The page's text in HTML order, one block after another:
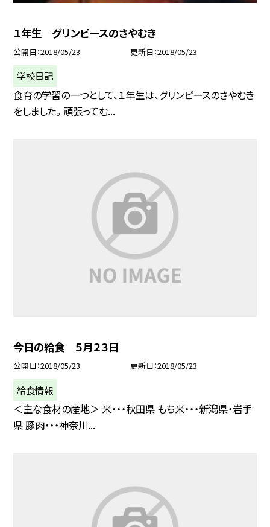
１年生 グリンピースのさやむき
公開日 2018/05/23 更新日 2018/05/23
学校日記
食育の学習の一つとして、１年生は、グリンピースのさやむき
をしました。 頑張ってむ...
今日の給食 ５月２３日
公開日 2018/05/23 更新日 2018/05/23
給食情報
＜主な食材の産地＞ 米・・・秋田県 もち米・・・新潟県・岩手
県 豚肉・・・神奈川...